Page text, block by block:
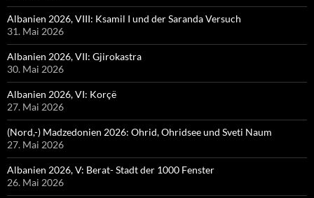
Albanien 2026, VIII: Ksamil I und der Saranda Versuch
31. Mai 2026
Albanien 2026, VII: Gjirokastra
30. Mai 2026
Albanien 2026, VI: Korçë
27. Mai 2026
(Nord,-) Madzedonien 2026: Ohrid, Ohridsee und Sveti Naum
27. Mai 2026
Albanien 2026, V: Berat- Stadt der 1000 Fenster
26. Mai 2026